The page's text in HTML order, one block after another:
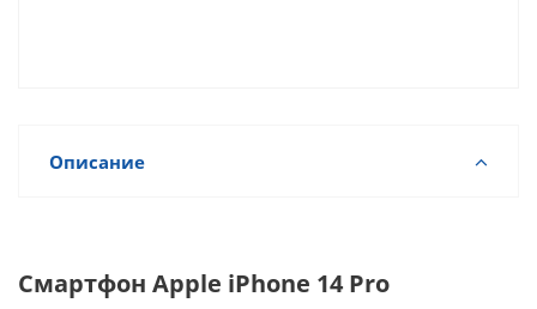
Описание
Смартфон Apple iPhone 14 Pro